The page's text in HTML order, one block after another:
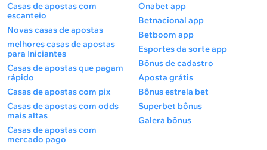
Casas de apostas com
escanteio
Novas casas de apostas
melhores casas de apostas
para Iniciantes
Casas de apostas que pagam
rápido
Casas de apostas com pix
Casas de apostas com odds
mais altas
Casas de apostas com
mercado pago
Onabet app
Betnacional app
Betboom app
Esportes da sorte app
Bônus de cadastro
Aposta grátis
Bônus estrela bet
Superbet bônus
Galera bônus